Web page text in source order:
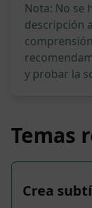
Nota: No se
descripción
y probar la
Temas
Crea